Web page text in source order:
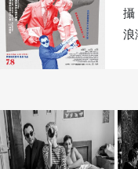
攝
浪
【
遭